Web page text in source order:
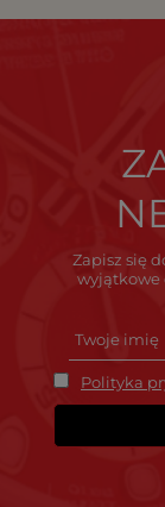
Zapisz się
wyjątkowe
Polityka